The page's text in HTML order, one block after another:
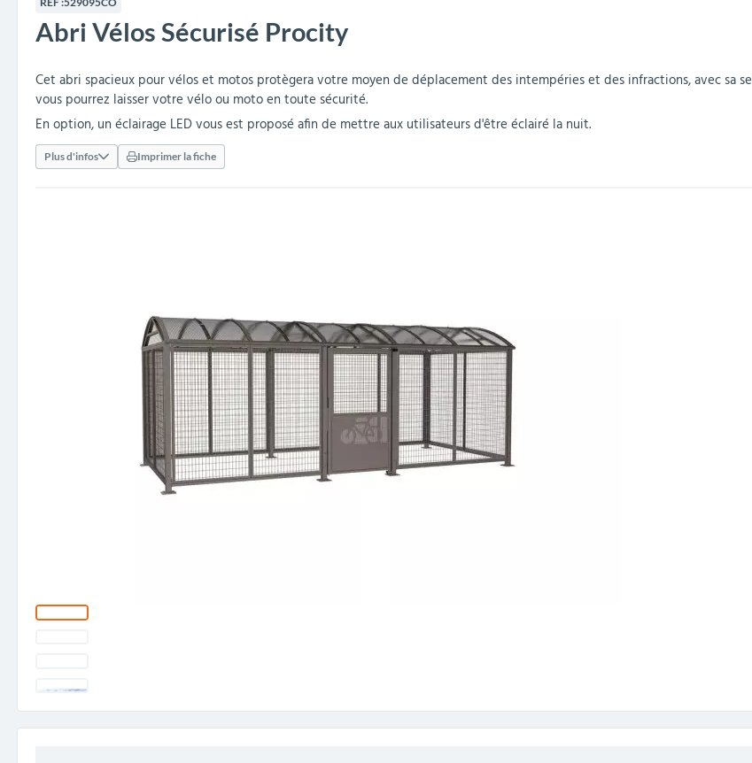
Embellissement et
Cendriers urbains
Barrières de ville Arceaux de sécurité
Clous podotactiles et
rampes d'accès
Séparateurs de voies et
Travaux publics &
Vestiaires Équipements sanitaires
Armoires et rangements Mobilier scolaire extérieur
Tables de cantine
réception
amovibles
Poteaux de guidage
Décorations de Noël
collectivités
extérieurs
Structures aires de jeux
Baby-foots & Billards
Abri Vélos Sécurisé Procity
Cet abri spacieux pour vélos et motos protègera votre moyen de déplacement des intempéries et des infractions, avec sa
vous pourrez laisser votre vélo ou moto en toute sécurité.
En option, un éclairage LED vous est proposé afin de mettre aux utilisateurs d'être éclairé la nuit.
Plus d'infos Imprimer la fiche